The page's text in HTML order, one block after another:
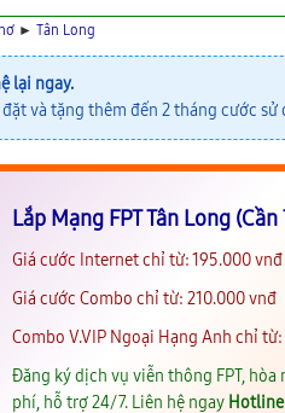
►Tân Long
lại ngay.
và tặng thêm đến 2 tháng cước sử
Lắp Mạng FPT Tân Long (Cần
Giá cước Internet chỉ từ: 195.000 vnđ
Giá cước Combo chỉ từ: 210.000 vnđ
Combo V.VIP Ngoại Hạng Anh chỉ
Đăng ký dịch vụ viễn thông FPT,
phí, hỗ trợ 24/7. Liên hệ ngay